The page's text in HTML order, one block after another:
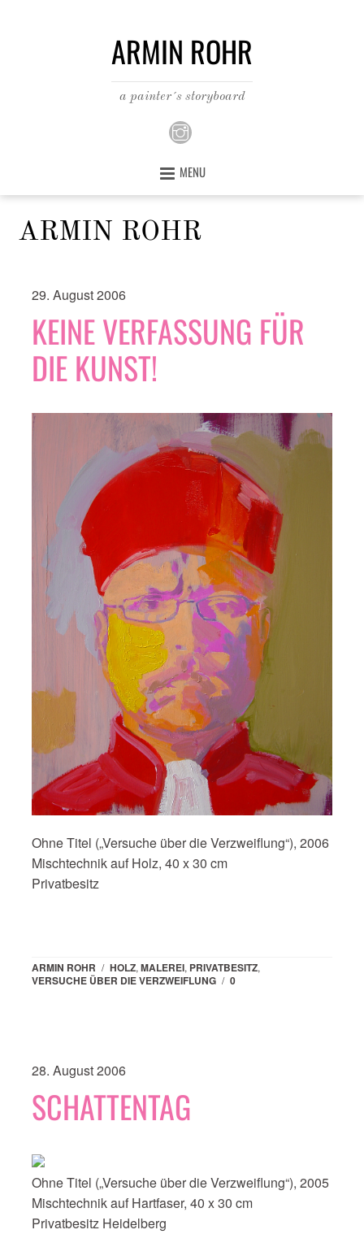
ARMIN ROHR
a painter´s storyboard
MENU
ARMIN ROHR
29. August 2006
KEINE VERFASSUNG FÜR
DIE KUNST!
Ohne Titel („Versuche über die Verzweiflung“), 2006
Mischtechnik auf Holz, 40 x 30 cm
Privatbesitz
ARMIN ROHR / HOLZ, MALEREI, PRIVATBESITZ,
VERSUCHE ÜBER DIE VERZWEIFLUNG / 0
28. August 2006
SCHATTENTAG
Ohne Titel („Versuche über die Verzweiflung“), 2005
Mischtechnik auf Hartfaser, 40 x 30 cm
Privatbesitz Heidelberg